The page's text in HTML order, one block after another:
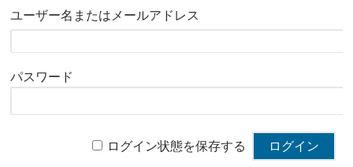
ユーザー名またはメールアドレス
パスワード
ログイン状態を保存する